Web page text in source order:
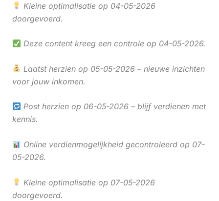
Kleine optimalisatie op 04-05-2026
doorgevoerd.
Deze content kreeg een controle op 04-05-2026.
Laatst herzien op 05-05-2026 – nieuwe inzichten
voor jouw inkomen.
Post herzien op 06-05-2026 – blijf verdienen met
kennis.
Online verdienmogelijkheid gecontroleerd op 07-
05-2026.
Kleine optimalisatie op 07-05-2026
doorgevoerd.